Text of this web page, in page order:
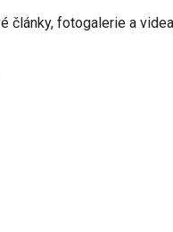
články, fotogalerie a